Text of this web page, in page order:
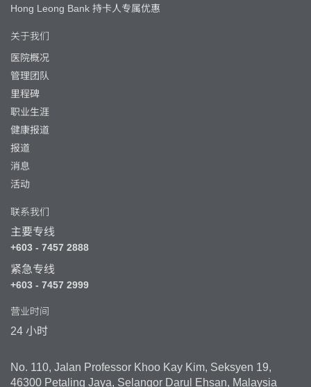
Hong Leong Bank 持卡人专属优惠
关于我们
医院概况
管理团队
里程碑
职业生涯
健康报道
报道
消息
活动
联系我们
主要专线
+603 - 7457 2888
紧急专线
+603 - 7457 2999
营业时间
24 小时
No. 110, Jalan Professor Khoo Kay Kim, Seksyen 19,
46300 Petaling Jaya, Selangor Darul Ehsan, Malaysia